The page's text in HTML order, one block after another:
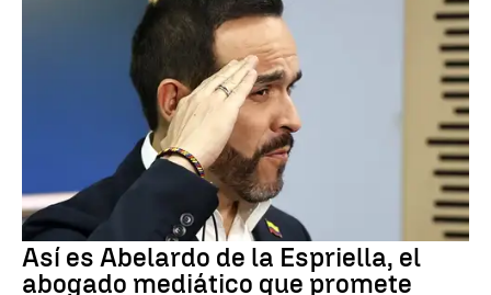
Así es Abelardo de la Espriella, el
abogado mediático que promete